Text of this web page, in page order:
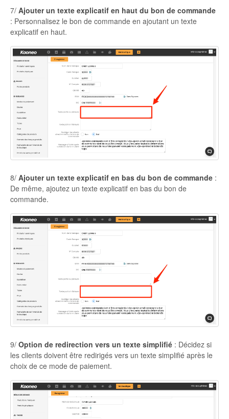
7/ Ajouter un texte explicatif en haut du bon de commande
: Personnalisez le bon de commande en ajoutant un texte
explicatif en haut.
8/ Ajouter un texte explicatif en bas du bon de commande :
De même, ajoutez un texte explicatif en bas du bon de
commande.
9/ Option de redirection vers un texte simplifié : Décidez si
les clients doivent être redirigés vers un texte simplifié après le
choix de ce mode de paiement.